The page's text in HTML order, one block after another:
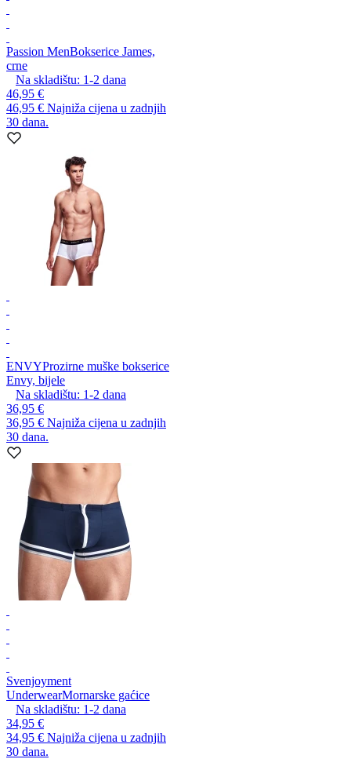
Passion MenBokserice James,
crne
Na skladištu: 1-2 dana
46,95 €
46,95 € Najniža cijena u zadnjih
30 dana.
ENVYProzirne muške bokserice
Envy, bijele
Na skladištu: 1-2 dana
36,95 €
36,95 € Najniža cijena u zadnjih
30 dana.
Svenjoyment
UnderwearMornarske gaćice
Na skladištu: 1-2 dana
34,95 €
34,95 € Najniža cijena u zadnjih
30 dana.